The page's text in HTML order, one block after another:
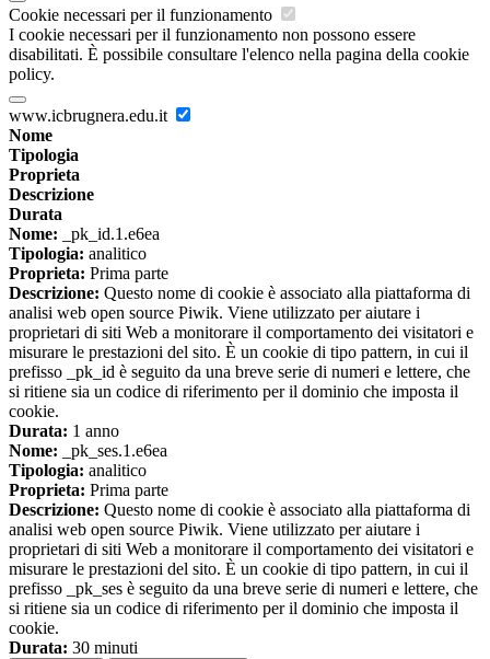
Cookie necessari per il funzionamento
I cookie necessari per il funzionamento non possono essere
disabilitati. È possibile consultare l'elenco nella pagina della cookie
policy.
www.icbrugnera.edu.it
Nome
Tipologia
Proprieta
Descrizione
Durata
Nome: _pk_id.1.e6ea
Tipologia: analitico
Proprieta: Prima parte
Descrizione: Questo nome di cookie è associato alla piattaforma di
analisi web open source Piwik. Viene utilizzato per aiutare i
proprietari di siti Web a monitorare il comportamento dei visitatori e
misurare le prestazioni del sito. È un cookie di tipo pattern, in cui il
prefisso _pk_id è seguito da una breve serie di numeri e lettere, che
si ritiene sia un codice di riferimento per il dominio che imposta il
cookie.
Durata: 1 anno
Nome: _pk_ses.1.e6ea
Tipologia: analitico
Proprieta: Prima parte
Descrizione: Questo nome di cookie è associato alla piattaforma di
analisi web open source Piwik. Viene utilizzato per aiutare i
proprietari di siti Web a monitorare il comportamento dei visitatori e
misurare le prestazioni del sito. È un cookie di tipo pattern, in cui il
prefisso _pk_ses è seguito da una breve serie di numeri e lettere, che
si ritiene sia un codice di riferimento per il dominio che imposta il
cookie.
Durata: 30 minuti